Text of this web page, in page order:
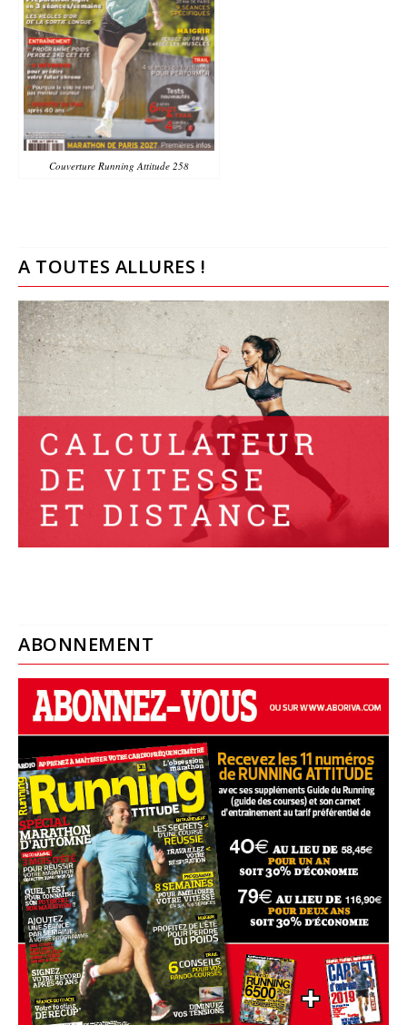
Couverture Running Attitude 258
A TOUTES ALLURES !
ABONNEMENT